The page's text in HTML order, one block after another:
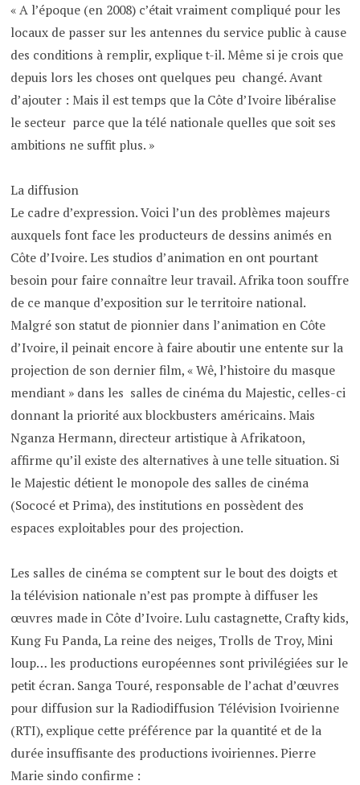
« A l’époque (en 2008) c’était vraiment compliqué pour les
locaux de passer sur les antennes du service public à cause
des conditions à remplir, explique t-il. Même si je crois que
depuis lors les choses ont quelques peu changé. Avant
d’ajouter : Mais il est temps que la Côte d’Ivoire libéralise
le secteur parce que la télé nationale quelles que soit ses
ambitions ne suffit plus. »
La diffusion
Le cadre d’expression. Voici l’un des problèmes majeurs
auxquels font face les producteurs de dessins animés en
Côte d’Ivoire. Les studios d’animation en ont pourtant
besoin pour faire connaître leur travail. Afrika toon souffre
de ce manque d’exposition sur le territoire national.
Malgré son statut de pionnier dans l’animation en Côte
d’Ivoire, il peinait encore à faire aboutir une entente sur la
projection de son dernier film, « Wê, l’histoire du masque
mendiant » dans les salles de cinéma du Majestic, celles-ci
donnant la priorité aux blockbusters américains. Mais
Nganza Hermann, directeur artistique à Afrikatoon,
affirme qu’il existe des alternatives à une telle situation. Si
le Majestic détient le monopole des salles de cinéma
(Sococé et Prima), des institutions en possèdent des
espaces exploitables pour des projection.
Les salles de cinéma se comptent sur le bout des doigts et
la télévision nationale n’est pas prompte à diffuser les
œuvres made in Côte d’Ivoire. Lulu castagnette, Crafty kids,
Kung Fu Panda, La reine des neiges, Trolls de Troy, Mini
loup… les productions européennes sont privilégiées sur le
petit écran. Sanga Touré, responsable de l’achat d’œuvres
pour diffusion sur la Radiodiffusion Télévision Ivoirienne
(RTI), explique cette préférence par la quantité et de la
durée insuffisante des productions ivoiriennes. Pierre
Marie sindo confirme :